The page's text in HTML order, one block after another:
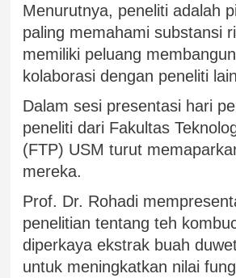
Menurutnya, peneliti adalah
paling memahami substansi
memiliki peluang
kolaborasi dengan peneliti
Dalam sesi presentasi hari
peneliti dari Fakultas
(FTP) USM turut
mereka.
Prof. Dr. Rohadi
penelitian tentang teh
diperkaya ekstrak buah
untuk meningkatkan nilai